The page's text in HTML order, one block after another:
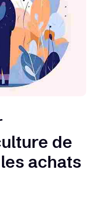
de
achats